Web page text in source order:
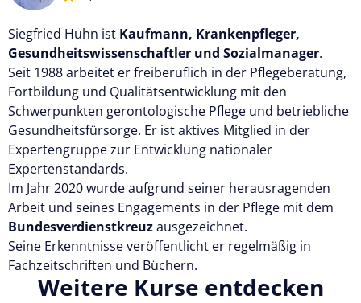
Siegfried Huhn ist Kaufmann, Krankenpfleger,
Gesundheitswissenschaftler und Sozialmanager.
Seit 1988 arbeitet er freiberuflich in der Pflegeberatung,
Fortbildung und Qualitätsentwicklung mit den
Schwerpunkten gerontologische Pflege und betriebliche
Gesundheitsfürsorge. Er ist aktives Mitglied in der
Expertengruppe zur Entwicklung nationaler
Expertenstandards.
Im Jahr 2020 wurde aufgrund seiner herausragenden
Arbeit und seines Engagements in der Pflege mit dem
Bundesverdienstkreuzausgezeichnet.
Seine Erkenntnisse veröffentlicht er regelmäßig in
Fachzeitschriften und Büchern.
Weitere Kurse entdecken